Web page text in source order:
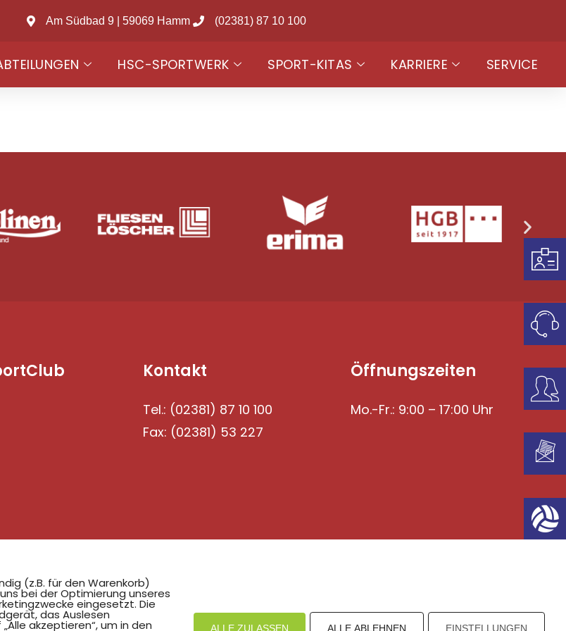
Am Südbad 9 | 59069 Hamm (02381) 87 10 100
HSC-SPORTWERK SPORT-KITAS KARRIERE SERVICE
Kontakt
Tel.: (02381) 87 10 100
Fax: (02381) 53 227
Öffnungszeiten
Mo.-Fr.: 9:00 – 17:00 Uhr
zum Verein by PASSGEBER
(z.B. für den Warenkorb)
bei der Optimierung unseres
eingesetzt. Die
das Auslesen
akzeptieren“, um in den ALLE ZULASSEN ALLE ABLEHNEN EINSTELLUNGEN